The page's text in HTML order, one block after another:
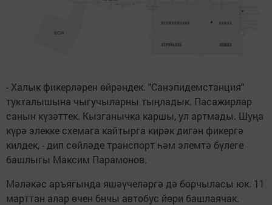
- Халык фикерләрен өйрәндек. "Санэпидемстанция"
тукталышына чыгучыларны тыңладык. Пасажирлар
санын күзәттек. Кызганычка каршы, ул артмады. Шуңа
күрә элекке схемага кайтырга кирәк дигән фикергә
килдек, - дип сөйләде транспорт һәм элемтә бүлеге
башлыгы Максим Парамонов.
Мәләкәс аръягында яшәүчеләргә дә борчыласы юк. 11
марттан алар өчен 6нчы автобус йөри башлаячак.